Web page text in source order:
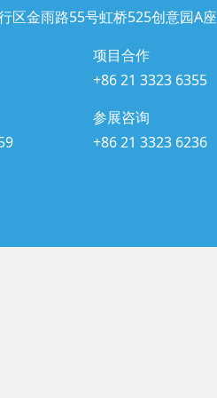
区金雨路55号虹桥525创意园A座
项目合作
+86 21 3323 6355
参展咨询
+86 21 3323 6236